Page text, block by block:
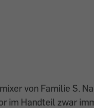
von Familie S.
im Handteil zwar